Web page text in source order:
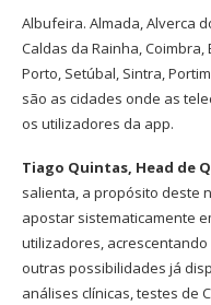
Albufeira. Almada, Alverca
Caldas da Rainha,
Porto, Setúbal, Sintra,
são as cidades onde as
os utilizadores da app.
Tiago Quintas, Head de
salienta, a propósito deste
apostar sistematicamente
utilizadores,
outras possibilidades já
análises clínicas, testes de